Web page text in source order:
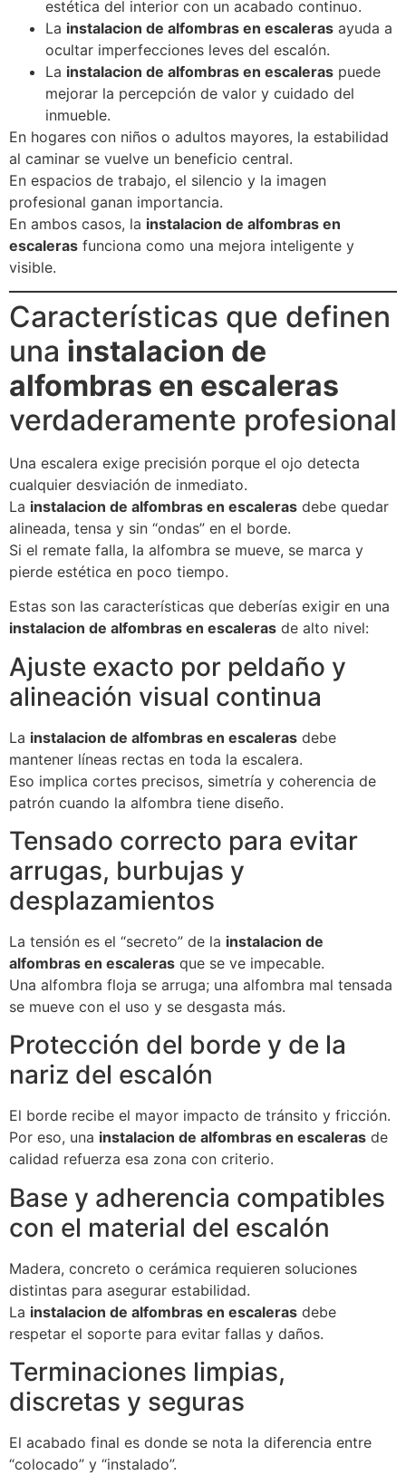
estética del interior con un acabado continuo.
La instalacion de alfombras en escaleras ayuda a
ocultar imperfecciones leves del escalón.
La instalacion de alfombras en escaleras puede
mejorar la percepción de valor y cuidado del
inmueble.
En hogares con niños o adultos mayores, la estabilidad
al caminar se vuelve un beneficio central.
En espacios de trabajo, el silencio y la imagen
profesional ganan importancia.
En ambos casos, la instalacion de alfombras en
escaleras funciona como una mejora inteligente y
visible.
Características que definen
una instalacion de
alfombras en escaleras
verdaderamente profesional
Una escalera exige precisión porque el ojo detecta
cualquier desviación de inmediato.
La instalacion de alfombras en escaleras debe quedar
alineada, tensa y sin “ondas” en el borde.
Si el remate falla, la alfombra se mueve, se marca y
pierde estética en poco tiempo.
Estas son las características que deberías exigir en una
instalacion de alfombras en escaleras de alto nivel:
Ajuste exacto por peldaño y
alineación visual continua
La instalacion de alfombras en escaleras debe
mantener líneas rectas en toda la escalera.
Eso implica cortes precisos, simetría y coherencia de
patrón cuando la alfombra tiene diseño.
Tensado correcto para evitar
arrugas, burbujas y
desplazamientos
La tensión es el “secreto” de la instalacion de
alfombras en escaleras que se ve impecable.
Una alfombra floja se arruga; una alfombra mal tensada
se mueve con el uso y se desgasta más.
Protección del borde y de la
nariz del escalón
El borde recibe el mayor impacto de tránsito y fricción.
Por eso, una instalacion de alfombras en escaleras de
calidad refuerza esa zona con criterio.
Base y adherencia compatibles
con el material del escalón
Madera, concreto o cerámica requieren soluciones
distintas para asegurar estabilidad.
La instalacion de alfombras en escaleras debe
respetar el soporte para evitar fallas y daños.
Terminaciones limpias,
discretas y seguras
El acabado final es donde se nota la diferencia entre
“colocado” y “instalado”.